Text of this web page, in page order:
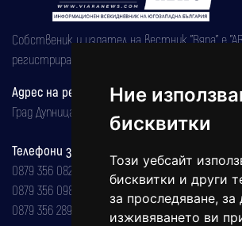
Ние
бисквитки
Този уебсайт
бисквитки и други
за проследяване,
изживяването ви
Собственик и издател на вестник "Вяра" е
регистрирана на 08.05.2002 година.
Адрес на редакцията
Град Дупница, ул.''Христо Ботев" 43
Телефони за реклама и абонаменти
0879 356 082
0879 356 098
0879 356 289